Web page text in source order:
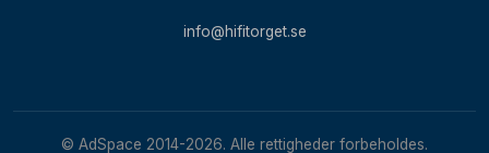
info@hifitorget.se
© AdSpace 2014-2026. Alle rettigheder forbeholdes.